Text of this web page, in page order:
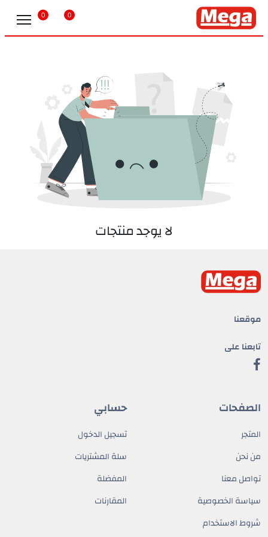
0
0
لا يوجد منتجات
موقعنا
تابعنا على
الصفحات
المتجر
من نحن
تواصل معنا
سياسة الخصوصية
شروط الاستخدام
حسابي
تسجيل الدخول
سلة المشتريات
المفضلة
المقارنات